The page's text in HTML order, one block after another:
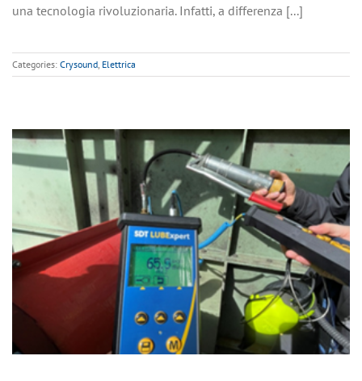
una tecnologia rivoluzionaria. Infatti, a differenza [...]
Categories: Crysound, Elettrica